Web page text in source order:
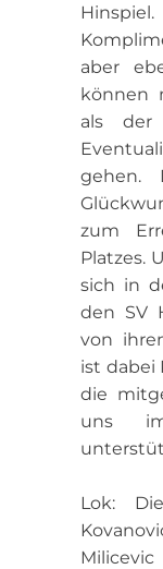
aber
können
als der
gehen.
zum
Platzes.
sich in
den SV
von
ist dabei
die
uns
Lok: